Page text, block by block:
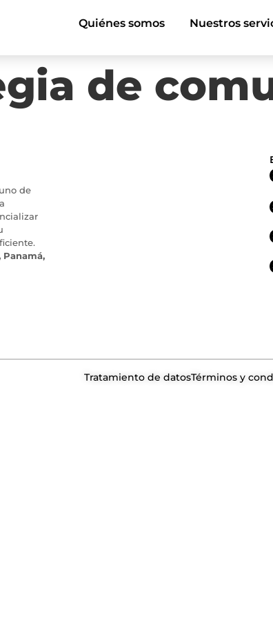
Quiénes somos Nuestros
de
de
Panamá,
Tratamiento de datosTérminos y